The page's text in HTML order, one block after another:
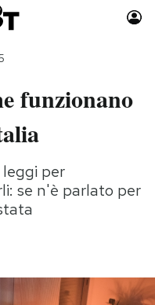
Moda
Consumismi
Storie/Idee
Altrecose
funzionano
per
se n'è parlato per